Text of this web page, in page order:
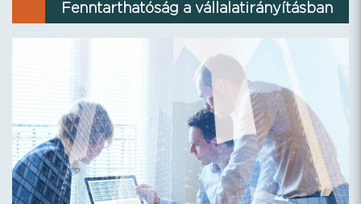
Fenntarthatóság a vállalatirányításban